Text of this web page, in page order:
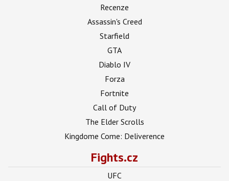
Recenze
Assassin's Creed
Starfield
GTA
Diablo IV
Forza
Fortnite
Call of Duty
The Elder Scrolls
Kingdome Come: Deliverence
Fights.cz
UFC